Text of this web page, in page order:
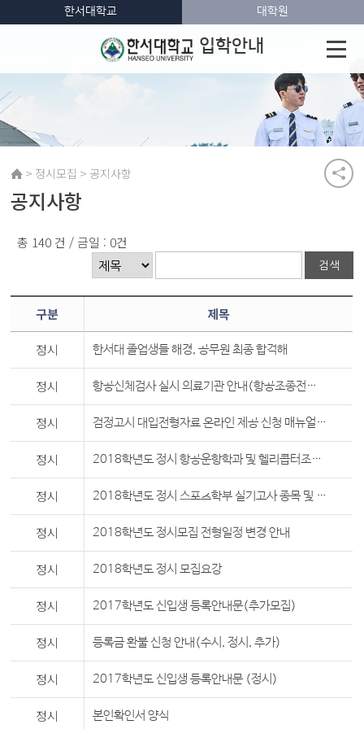
입학안내
한서대학교 대학원
> 정시모집 > 공지사항
공지사항
총 140 건 / 금일 : 0건
구분 제목
정시 한서대 졸업생들 해경, 공무원 최종 합격해
정시 항공신체검사 실시 의료기관 안내(항공조종전공 지원자 대상)
정시 검정고시 대입전형자료 온라인 제공 신청 매뉴얼 안내
정시 2018학년도 정시 항공운항학과 및 헬리콥터조종학과 시력교정수술(PRK) 적합자 선발 관련 안내
정시 2018학년도 정시 스포츠학부 실기고사 종목 및 배점 안내
정시 2018학년도 정시모집 전형일정 변경 안내
정시 2018학년도 정시 모집요강
정시 2017학년도 신입생 등록안내문(추가모집)
정시 등록금 환불 신청 안내(수시, 정시, 추가)
정시 2017학년도 신입생 등록안내문 (정시)
정시 본인확인서 양식